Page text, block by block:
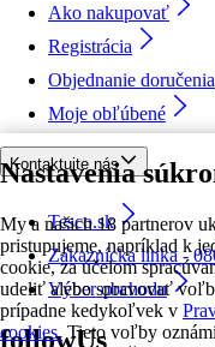
Nastavenia
My a našich 18 partnerov
pristupujeme, napríklad k
cookie, za účelom
udeliť alebo spravovať
prípadne kedykoľvek v
cookies. Tieto voľby
Ako nakupovať
Registrácia
Objednanie doručenia
Moje obľúbené
Kontaktujte nás
Tesco.sk
Zákaznícka linka -
Výber obchodu
followUs